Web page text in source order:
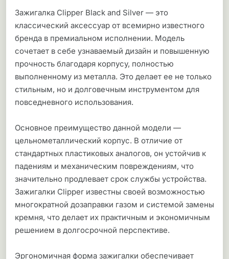
Зажигалка Clipper Black and Silver — это
классический аксессуар от всемирно известного
бренда в премиальном исполнении. Модель
сочетает в себе узнаваемый дизайн и повышенную
прочность благодаря корпусу, полностью
выполненному из металла. Это делает ее не только
стильным, но и долговечным инструментом для
повседневного использования.
Основное преимущество данной модели —
цельнометаллический корпус. В отличие от
стандартных пластиковых аналогов, он устойчив к
падениям и механическим повреждениям, что
значительно продлевает срок службы устройства.
Зажигалки Clipper известны своей возможностью
многократной дозаправки газом и системой замены
кремня, что делает их практичным и экономичным
решением в долгосрочной перспективе.
Эргономичная форма зажигалки обеспечивает